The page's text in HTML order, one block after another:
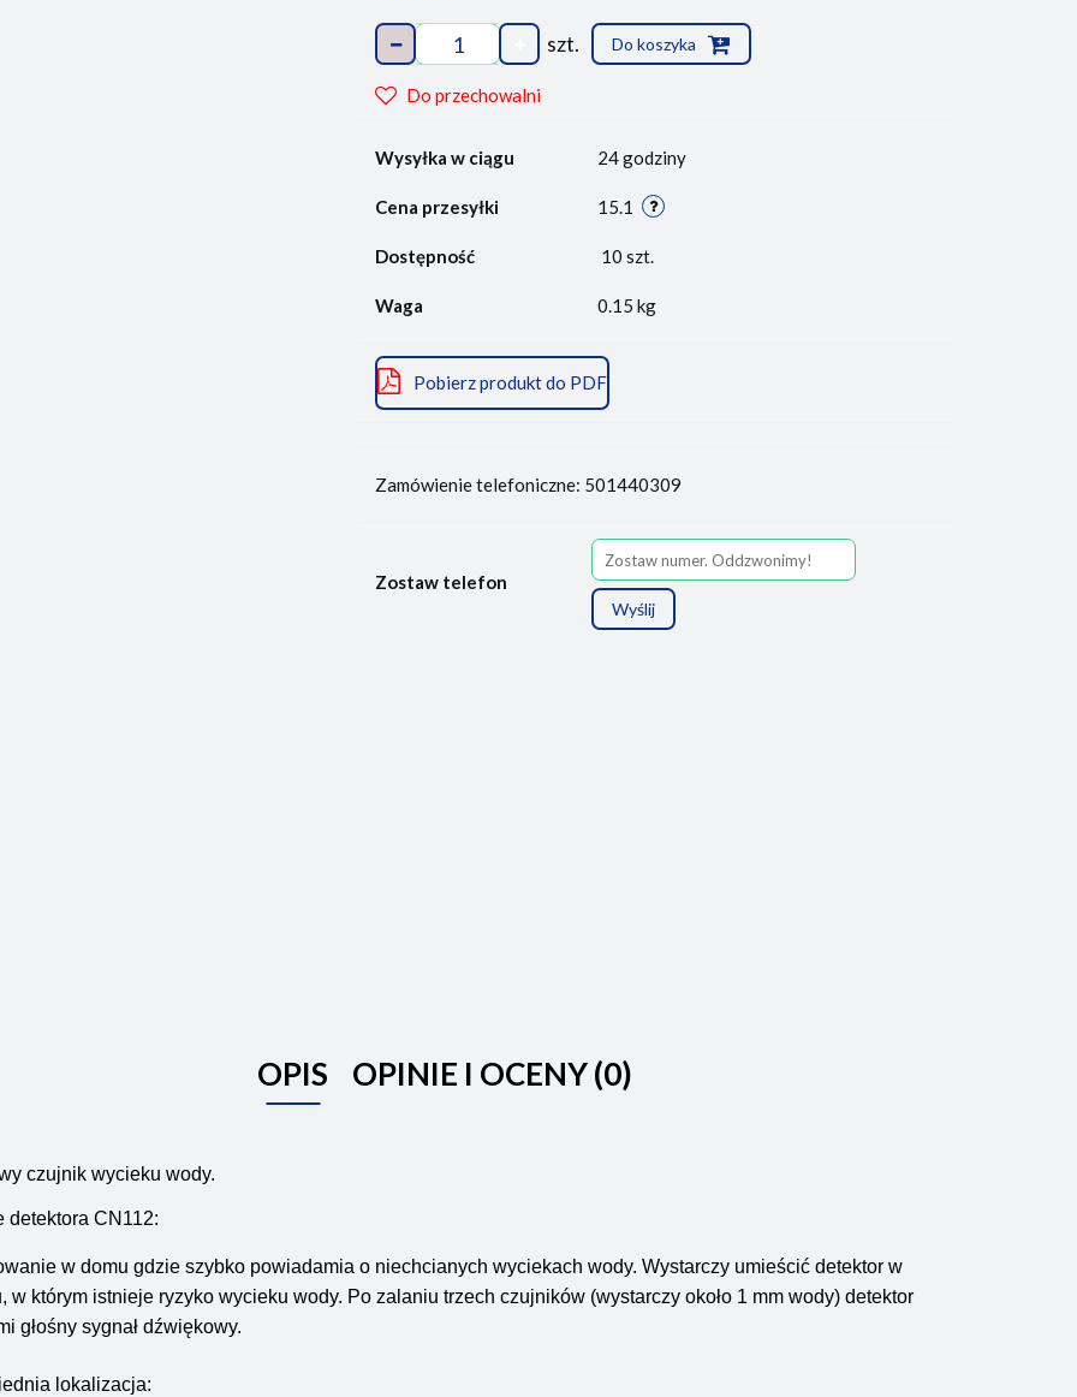
szt. Do koszyka
Do przechowalni
Wysyłka w ciągu 24 godziny
Cena przesyłki 15.1
Dostępność 10 szt.
Waga 0.15 kg
Pobierz produkt do PDF
Zamówienie telefoniczne: 501440309
Zostaw telefon
Wyślij
OPIS OPINIE I OCENY (0)
czujnik wycieku wody.
detektora CN112:
w domu gdzie szybko powiadamia o niechcianych wyciekach wody. Wystarczy umieścić detektor w
w którym istnieje ryzyko wycieku wody. Po zalaniu trzech czujników (wystarczy około 1 mm wody) detektor
głośny sygnał dźwiękowy.
lokalizacja: